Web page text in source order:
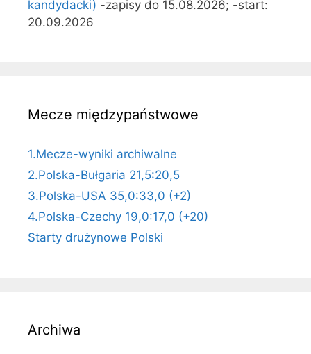
kandydacki) -zapisy do 15.08.2026; -start:
20.09.2026
Mecze międzypaństwowe
1.Mecze-wyniki archiwalne
2.Polska-Bułgaria 21,5:20,5
3.Polska-USA 35,0:33,0 (+2)
4.Polska-Czechy 19,0:17,0 (+20)
Starty drużynowe Polski
Archiwa